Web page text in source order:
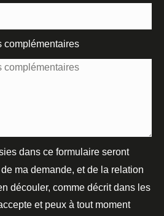
complémentaires
dans ce formulaire seront
ma demande, et de la relation
découler, comme décrit dans les
et peux à tout moment